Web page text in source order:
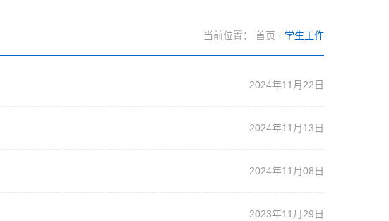
当前位置： 首页 · 学生工作
2024年11月22日
2024年11月13日
2024年11月08日
2023年11月29日